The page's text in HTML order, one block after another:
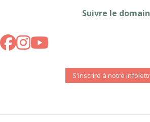
Suivre le
S'inscrire à notre